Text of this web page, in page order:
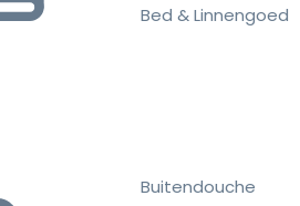
Bed & Linnengoed
Buitendouche